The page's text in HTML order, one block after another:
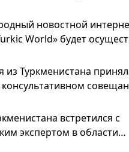
ООН «Годновостной
World» будет
Халк Маслахаты
из Туркменистана
консультативном
встретился с
экспертом в области